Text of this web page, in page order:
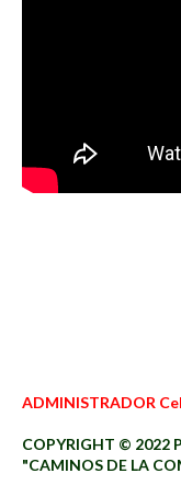
ADMINISTRADOR
COPYRIGHT © 2022
"CAMINOS DE LA